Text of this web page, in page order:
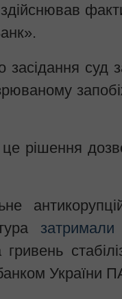
засідання суд
рішення
України